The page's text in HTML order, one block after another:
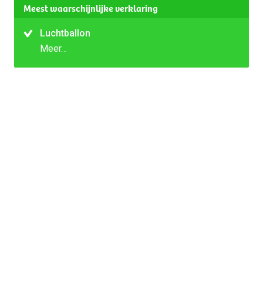
Meest waarschijnlijke verklaring
Luchtballon
Meer…